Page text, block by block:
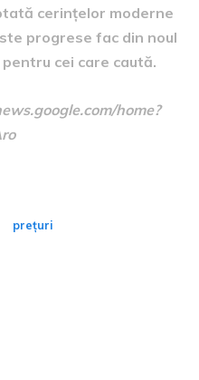
cerințelor moderne
progrese fac din noul
cei care caută.
home?
prețuri